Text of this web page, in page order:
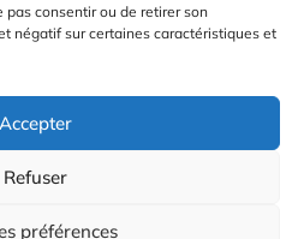
pas consentir ou de retirer son
négatif sur certaines caractéristiques et
Accepter
Refuser
préférences
Radio Calade